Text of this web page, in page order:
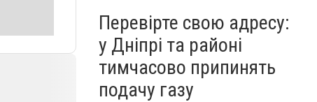
Перевірте свою адресу:
у Дніпрі та районі
тимчасово припинять
подачу газу